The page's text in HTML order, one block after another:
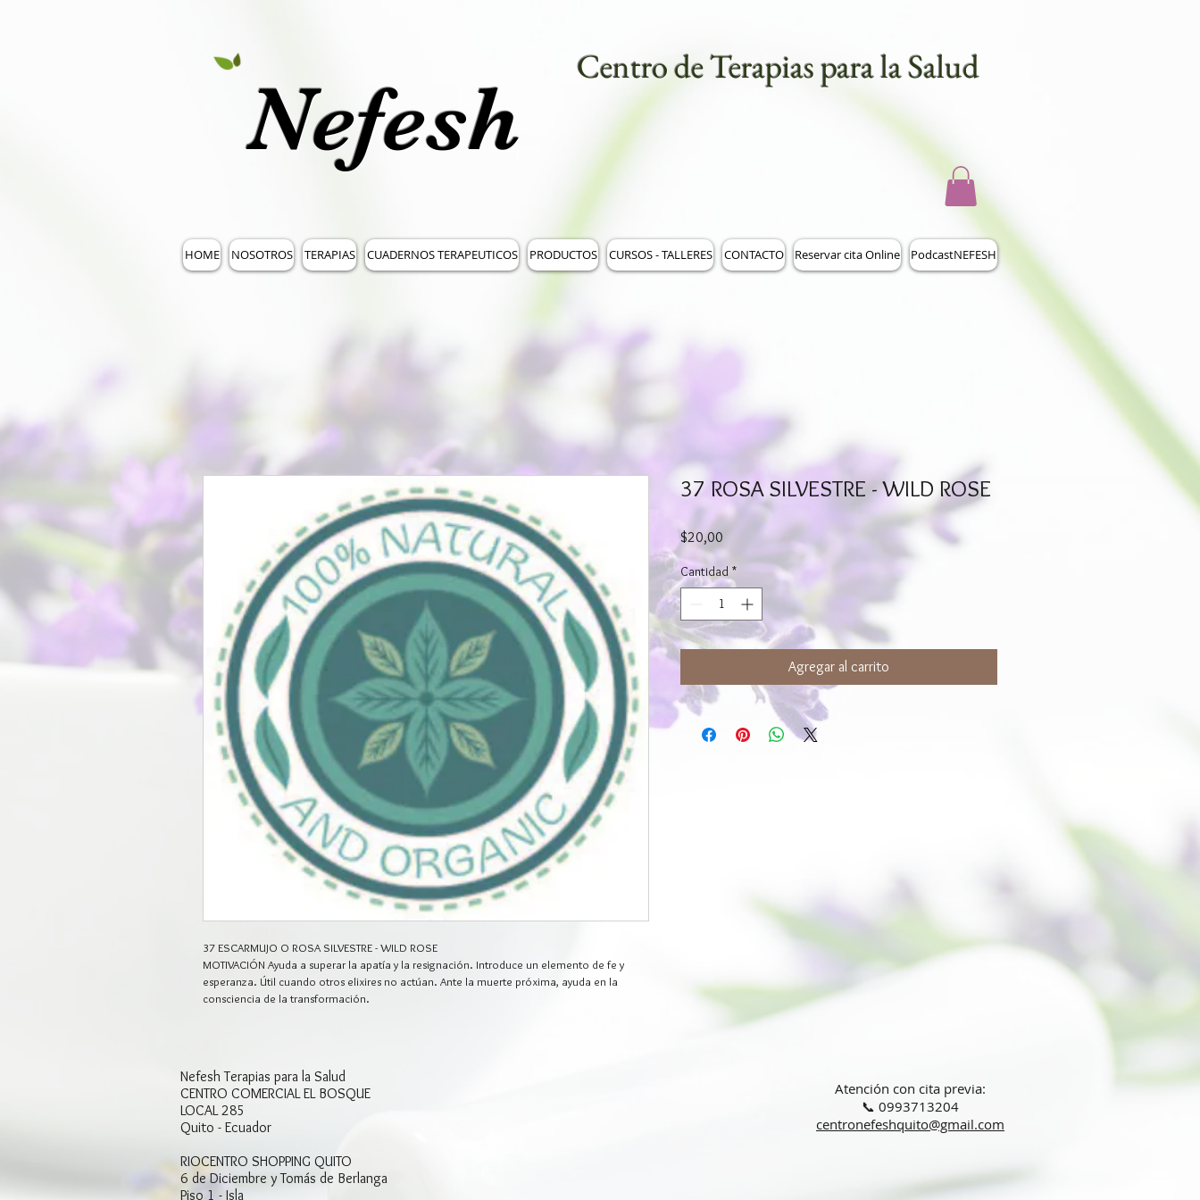
Nefesh
Centro de Terapias para la Salud
HOME NOSOTROS TERAPIAS CUADERNOS TERAPEUTICOS PRODUCTOS CURSOS - TALLERES CONTACTO Reservar cita Online PodcastNEFESH
37 ESCARMUJO O ROSA SILVESTRE - WILD ROSE
MOTIVACIÓN Ayuda a superar la apatía y la resignación. Introduce un elemento de fe y
esperanza. Útil cuando otros elixires no actúan. Ante la muerte próxima, ayuda en la
consciencia de la transformación.
37 ROSA SILVESTRE - WILD ROSE
$20,00
Cantidad *
Agregar al carrito
Nefesh​ Terapias para la Salud​
CENTRO COMERCIAL EL BOSQUE
LOCAL 285
Quito - Ecuador
RIOCENTRO SHOPPING QUITO
6 de Diciembre y Tomás de Berlanga
Piso 1 - Isla
Atención con cita previa:
📞 0993713204
centronefeshquito@gmail.com